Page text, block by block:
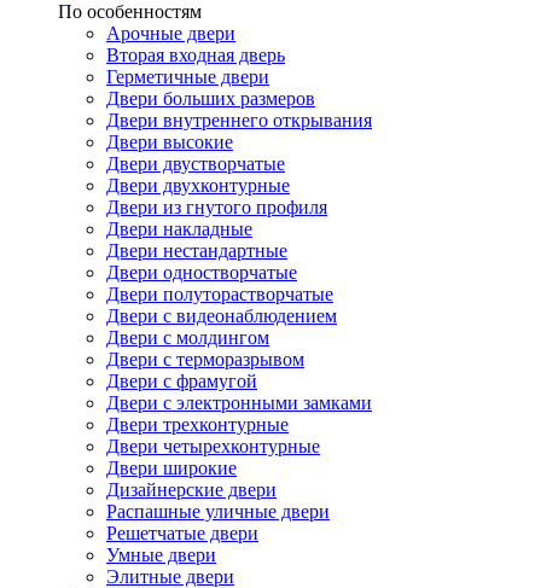
По особенностям
Арочные двери
Вторая входная дверь
Герметичные двери
Двери больших размеров
Двери внутреннего открывания
Двери высокие
Двери двустворчатые
Двери двухконтурные
Двери из гнутого профиля
Двери накладные
Двери нестандартные
Двери одностворчатые
Двери полуторастворчатые
Двери с видеонаблюдением
Двери с молдингом
Двери с терморазрывом
Двери с фрамугой
Двери с электронными замками
Двери трехконтурные
Двери четырехконтурные
Двери широкие
Дизайнерские двери
Распашные уличные двери
Решетчатые двери
Умные двери
Элитные двери